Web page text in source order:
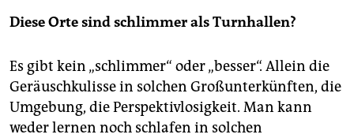
Diese Orte sind schlimmer als Turnhallen?
Es gibt kein „schlimmer“ oder „besser“. Allein die
Geräuschkulisse in solchen Großunterkünften, die
Umgebung, die Perspektivlosigkeit. Man kann
weder lernen noch schlafen in solchen